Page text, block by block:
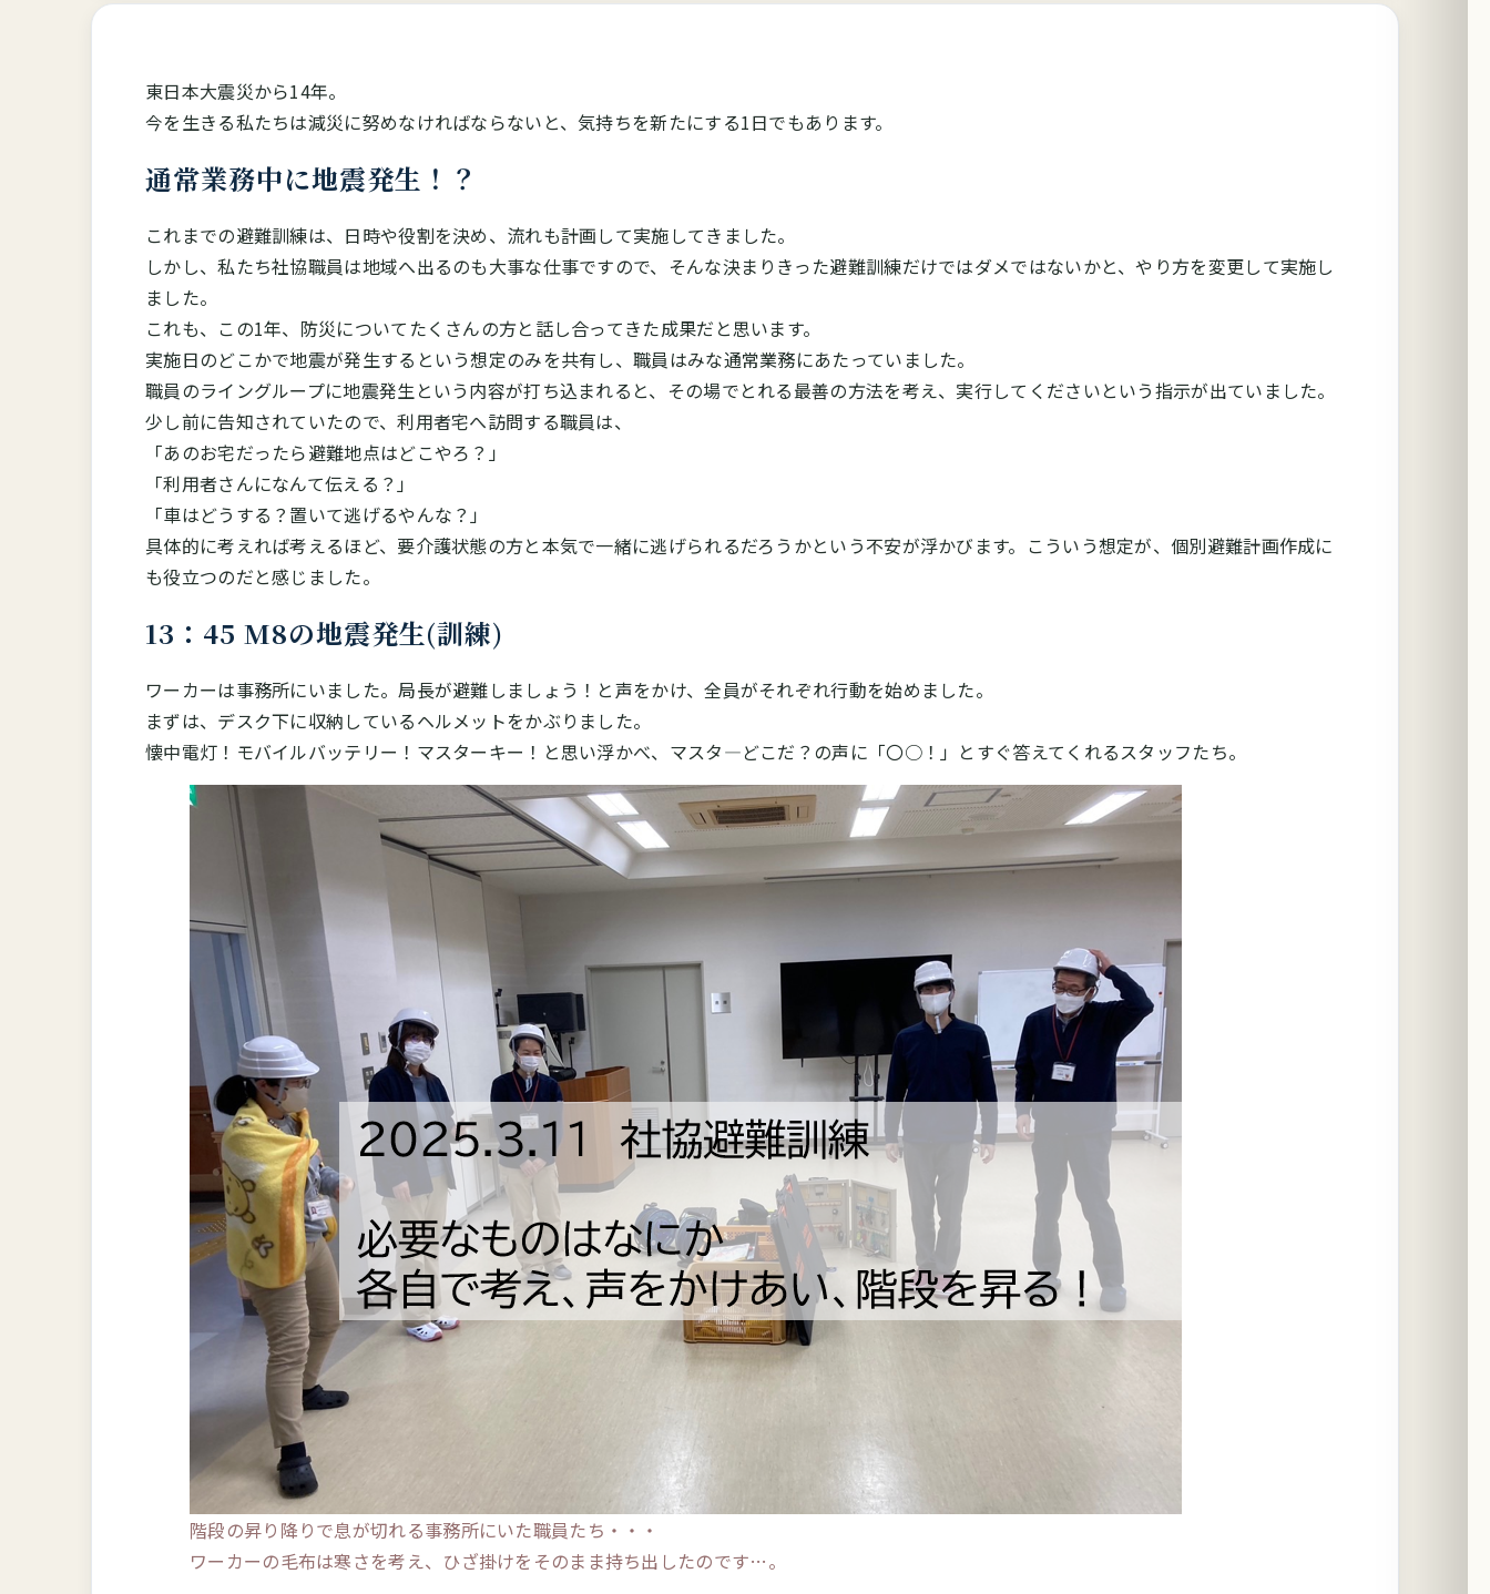
東日本大震災から14年。
今を生きる私たちは減災に努めなければならないと、気持ちを新たにする1日でもあります。
通常業務中に地震発生！？
これまでの避難訓練は、日時や役割を決め、流れも計画して実施してきました。
しかし、私たち社協職員は地域へ出るのも大事な仕事ですので、そんな決まりきった避難訓練だけではダメではないかと、やり方を変更して実施し
ました。
これも、この1年、防災についてたくさんの方と話し合ってきた成果だと思います。
実施日のどこかで地震が発生するという想定のみを共有し、職員はみな通常業務にあたっていました。
職員のライングループに地震発生という内容が打ち込まれると、その場でとれる最善の方法を考え、実行してくださいという指示が出ていました。
少し前に告知されていたので、利用者宅へ訪問する職員は、
「あのお宅だったら避難地点はどこやろ？」
「利用者さんになんて伝える？」
「車はどうする？置いて逃げるやんな？」
具体的に考えれば考えるほど、要介護状態の方と本気で一緒に逃げられるだろうかという不安が浮かびます。こういう想定が、個別避難計画作成に
も役立つのだと感じました。
13：45 M8の地震発生(訓練)
ワーカーは事務所にいました。局長が避難しましょう！と声をかけ、全員がそれぞれ行動を始めました。
まずは、デスク下に収納しているヘルメットをかぶりました。
懐中電灯！モバイルバッテリー！マスターキー！と思い浮かべ、マスタ―どこだ？の声に「〇○！」とすぐ答えてくれるスタッフたち。
階段の昇り降りで息が切れる事務所にいた職員たち・・・
ワーカーの毛布は寒さを考え、ひざ掛けをそのまま持ち出したのです…。